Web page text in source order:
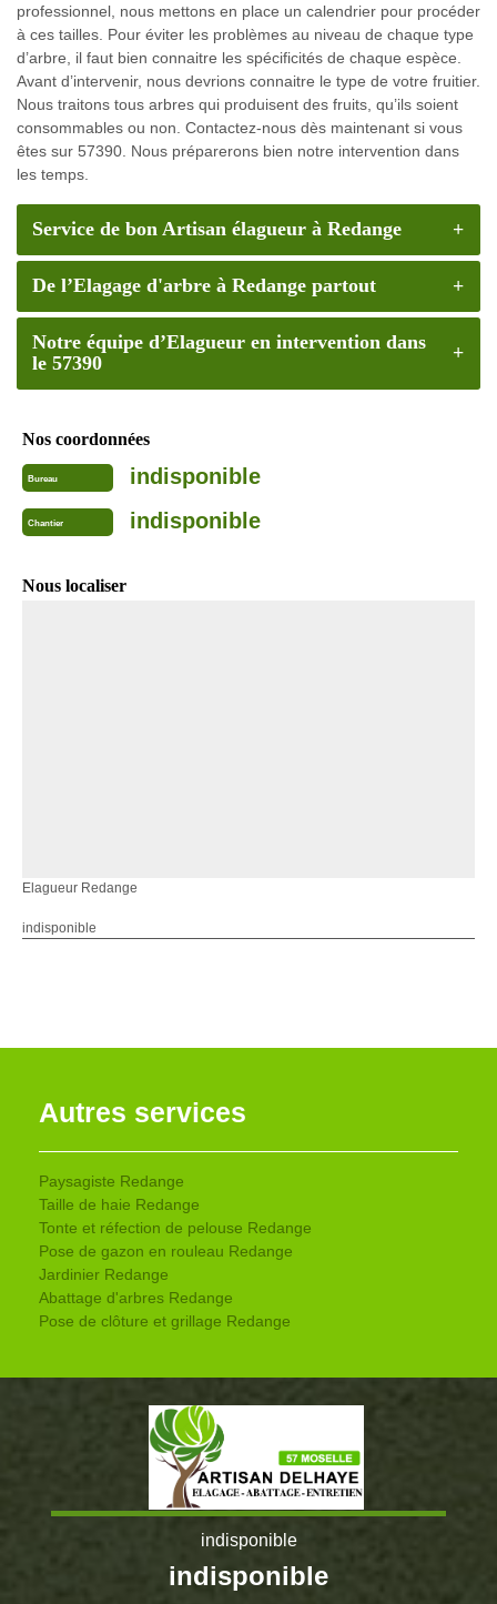
professionnel, nous mettons en place un calendrier pour procéder
à ces tailles. Pour éviter les problèmes au niveau de chaque type
d’arbre, il faut bien connaitre les spécificités de chaque espèce.
Avant d’intervenir, nous devrions connaitre le type de votre fruitier.
Nous traitons tous arbres qui produisent des fruits, qu’ils soient
consommables ou non. Contactez-nous dès maintenant si vous
êtes sur 57390. Nous préparerons bien notre intervention dans
les temps.
Service de bon Artisan élagueur à Redange
De l’Elagage d'arbre à Redange partout
Notre équipe d’Elagueur en intervention dans
le 57390
Nos coordonnées
Bureau indisponible
Chantier indisponible
Nous localiser
Elagueur Redange
indisponible
Autres services
Paysagiste Redange
Taille de haie Redange
Tonte et réfection de pelouse Redange
Pose de gazon en rouleau Redange
Jardinier Redange
Abattage d'arbres Redange
Pose de clôture et grillage Redange
indisponible
indisponible